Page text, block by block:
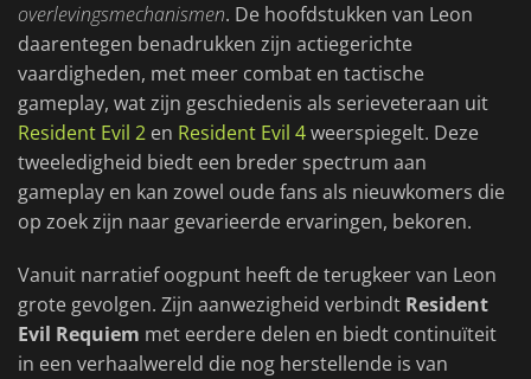
overlevingsmechanismen. De hoofdstukken van Leon
daarentegen benadrukken zijn actiegerichte
vaardigheden, met meer combat en tactische
gameplay, wat zijn geschiedenis als serieveteraan uit
Resident Evil 2 en Resident Evil 4weerspiegelt. Deze
tweeledigheid biedt een breder spectrum aan
gameplay en kan zowel oude fans als nieuwkomers die
op zoek zijn naar gevarieerde ervaringen, bekoren.
Vanuit narratief oogpunt heeft de terugkeer van Leon
grote gevolgen. Zijn aanwezigheid verbindt Resident
Evil Requiem met eerdere delen en biedt continuïteit
in een verhaalwereld die nog herstellende is van